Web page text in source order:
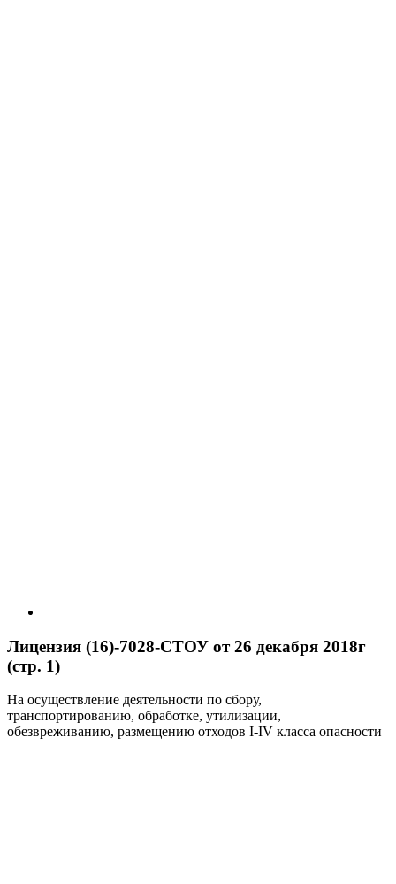
Лицензия (16)-7028-СТОУ от 26 декабря 2018г
(стр. 1)
На осуществление деятельности по сбору,
транспортированию, обработке, утилизации,
обезвреживанию, размещению отходов I-IV класса опасности